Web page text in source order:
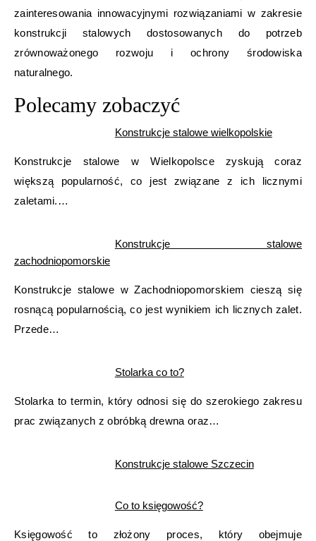
zainteresowania innowacyjnymi rozwiązaniami w zakresie
konstrukcji stalowych dostosowanych do potrzeb
zrównoważonego rozwoju i ochrony środowiska
naturalnego.
Polecamy zobaczyć
Konstrukcje stalowe wielkopolskie
Konstrukcje stalowe w Wielkopolsce zyskują coraz
większą popularność, co jest związane z ich licznymi
zaletami.…
Konstrukcje stalowe
zachodniopomorskie
Konstrukcje stalowe w Zachodniopomorskiem cieszą się
rosnącą popularnością, co jest wynikiem ich licznych zalet.
Przede…
Stolarka co to?
Stolarka to termin, który odnosi się do szerokiego zakresu
prac związanych z obróbką drewna oraz…
Konstrukcje stalowe Szczecin
Co to księgowość?
Księgowość to złożony proces, który obejmuje